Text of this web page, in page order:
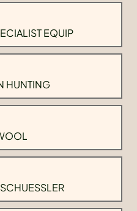
EQUIP
HUNTING